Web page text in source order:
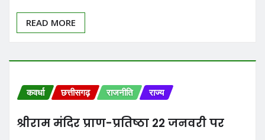
READ MORE
कवर्धा छत्तीसगढ़ राजनीति राज्य
श्रीराम मंदिर प्राण-प्रतिष्ठा 22 जनवरी पर